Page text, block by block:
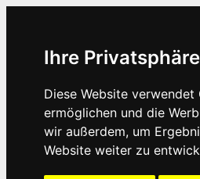
Ihre
Diese Website
ermöglichen und die
wir außerdem, um
Website weiter zu